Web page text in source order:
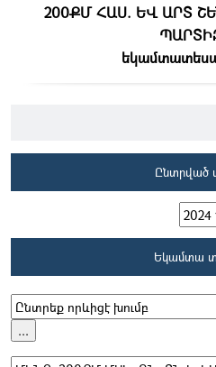
200ՔՄ ՀԱՍ. ԵՎ ԱՐՏ
Ընտրված
Եկամտա